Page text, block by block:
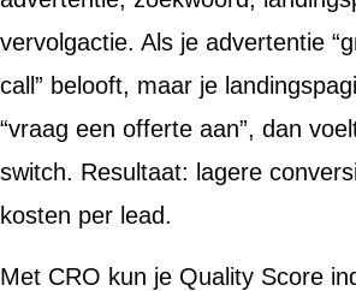
vervolgactie. Als je advertentie
call” belooft, maar je
“vraag een offerte aan”, dan
switch. Resultaat: lagere
kosten per lead.
Met CRO kun je Quality Score